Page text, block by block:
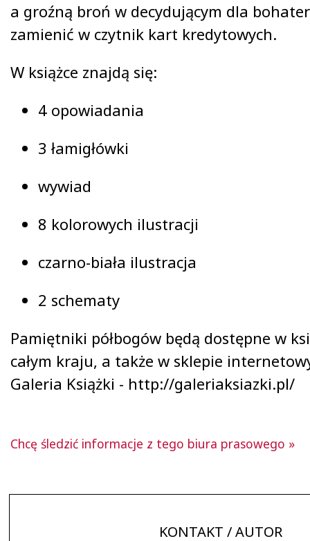
a groźną broń w decydującym dla
zamienić w czytnik kart kredytowych.
W książce znajdą się:
4 opowiadania
3 łamigłówki
wywiad
8 kolorowych ilustracji
czarno-biała ilustracja
2 schematy
Pamiętniki półbogów będą dostępne w
całym kraju, a także w sklepie
Galeria Książki - http://galeriaksiazki.pl/
Chcę śledzić informacje z tego biura prasowego »
KONTAKT / AUTOR